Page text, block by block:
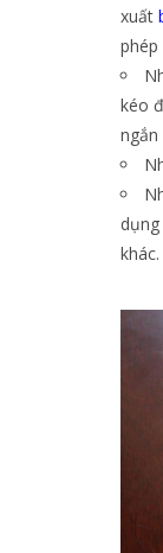
xuất
kéo
ngắn
khác.